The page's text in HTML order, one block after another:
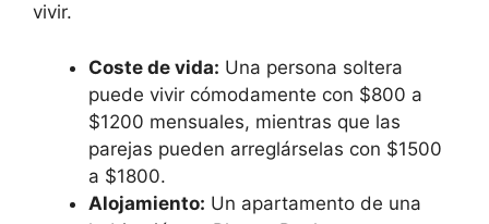
vivir.
Coste de vida: Una persona soltera
puede vivir cómodamente con $800 a
$1200 mensuales, mientras que las
parejas pueden arreglárselas con $1500
a $1800.
Alojamiento: Un apartamento de una